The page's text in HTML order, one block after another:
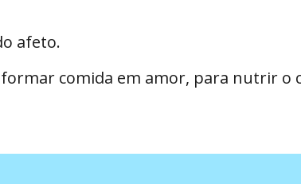
afeto.
comida em amor, para nutrir o